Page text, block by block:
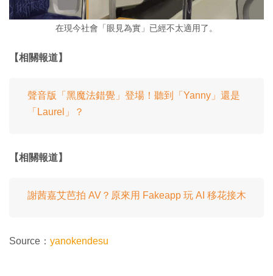
在現今社會「眼見為實」已經不太適用了。
【相關報道】
聲音版「黑魔法錯覺」登場！聽到「Yanny」還是
「Laurel」？
【相關報道】
謝茜嘉艾芭拍 AV？原來用 Fakeapp 玩 AI 移花接木
Source： yanokendesu